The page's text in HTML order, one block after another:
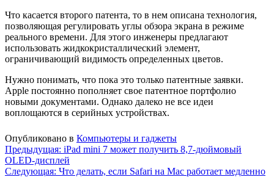
Что касается второго патента, то в нем описана технология,
позволяющая регулировать углы обзора экрана в режиме
реального времени. Для этого инженеры предлагают
использовать жидкокристаллический элемент,
ограничивающий видимость определенных цветов.
Нужно понимать, что пока это только патентные заявки.
Apple постоянно пополняет свое патентное портфолио
новыми документами. Однако далеко не все идеи
воплощаются в серийных устройствах.
Опубликовано в Компьютеры и гаджеты
Навигация
по
Предыдущая: iPad mini 7 может получить 8,7-дюймовый
OLED-дисплей
Следующая: Что делать, если Safari на Mac работает медленно